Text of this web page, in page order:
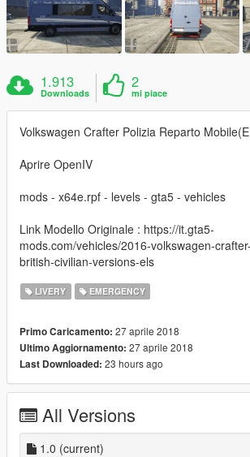
1.913
Downloads
2
mi piace
Volkswagen Crafter Polizia Reparto
Aprire OpenIV
mods - x64e.rpf - levels - gta5 - vehicles
Link Modello Originale : https://it.gta5-
mods.com/vehicles/2016-volkswagen-
british-civilian-versions-els
LIVERY EMERGENCY
Primo Caricamento: 27 aprile 2018
Ultimo Aggiornamento: 27 aprile 2018
Last Downloaded: 23 hours ago
All Versions
1.0 (current)